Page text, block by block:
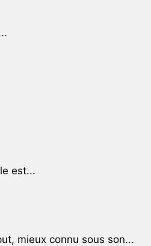
est...
mieux connu sous son...